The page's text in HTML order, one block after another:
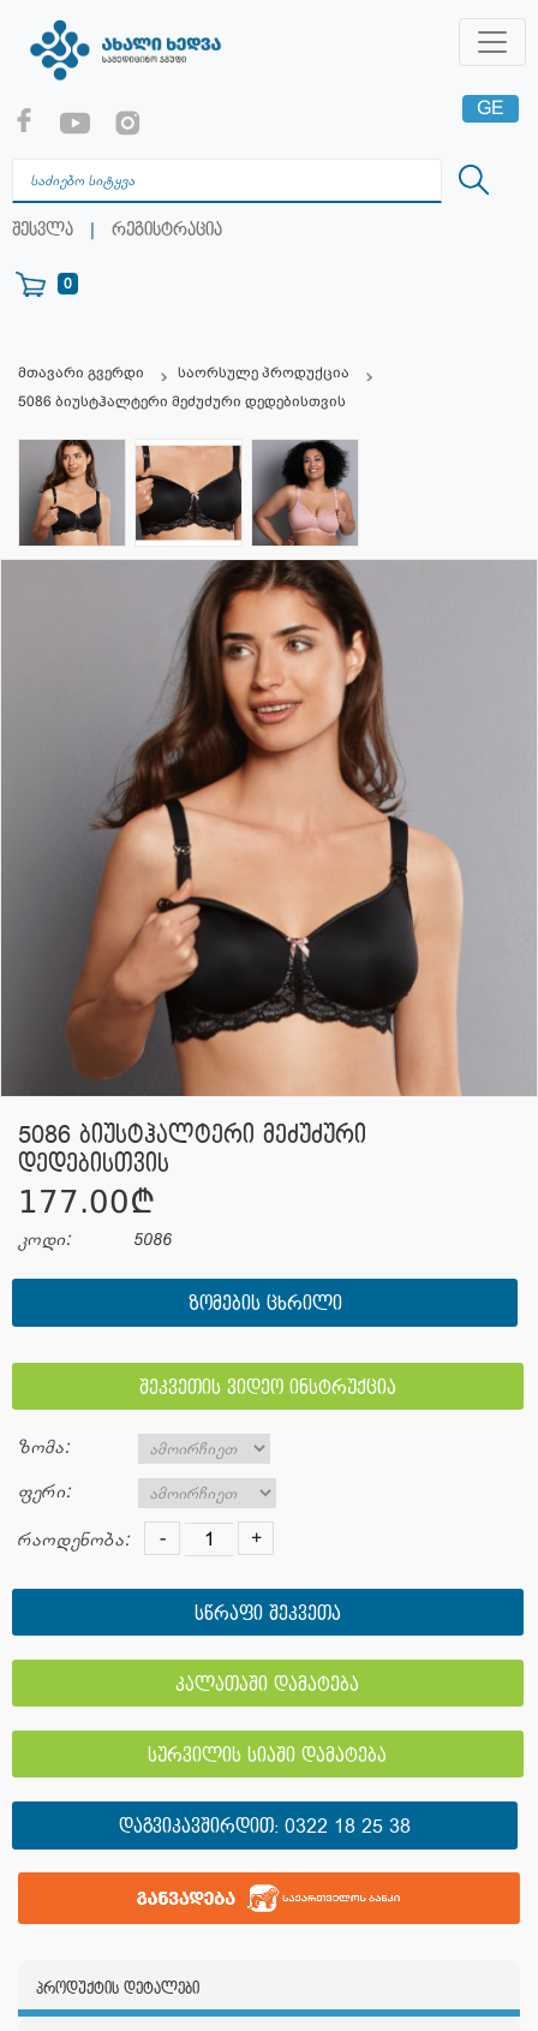
შესვლა | რეგისტრაცია
0
GE
RU
მთავარი გვერდი
საორსულე პროდუქცია
5086 ბიუსტჰალტერი მეძუძური დედებისთვის
5086 ბიუსტჰალტერი მეძუძური
დედებისთვის
177.00¢
კოდი: 5086
ᲖᲝᲛᲔᲑᲘᲡ ᲪᲮᲠᲘᲚᲘ
შეკვეთის ვიდეო ინსტრუქცია
ზომა:
ფერი:
რაოდენობა: - +
სწრაფი შეკვეთა
კალათაში დამატება
სურვილის სიაში დამატება
ᲓᲐᲒᲕᲘᲙᲐᲕᲨᲘᲠᲓᲘᲗ:0322 18 25 38
პროდუქტის დეტალები